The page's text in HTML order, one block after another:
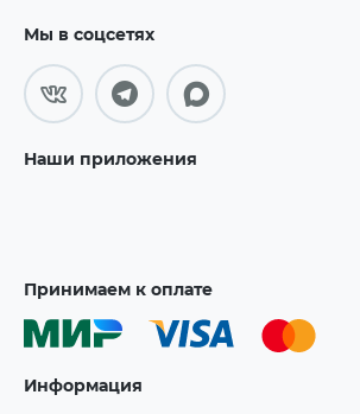
Мы в соцсетях
Наши приложения
Принимаем к оплате
Информация